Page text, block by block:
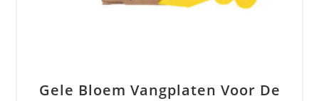
Gele Bloem Vangplaten Voor De